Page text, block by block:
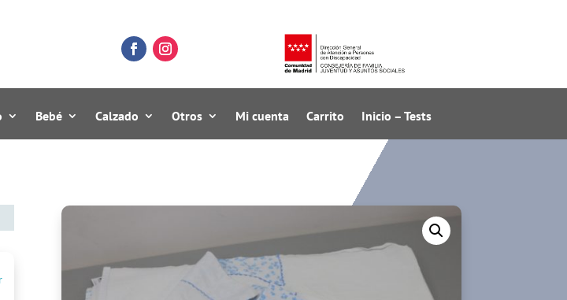
Bebé Calzado Otros Mi cuenta Carrito Inicio – Tests